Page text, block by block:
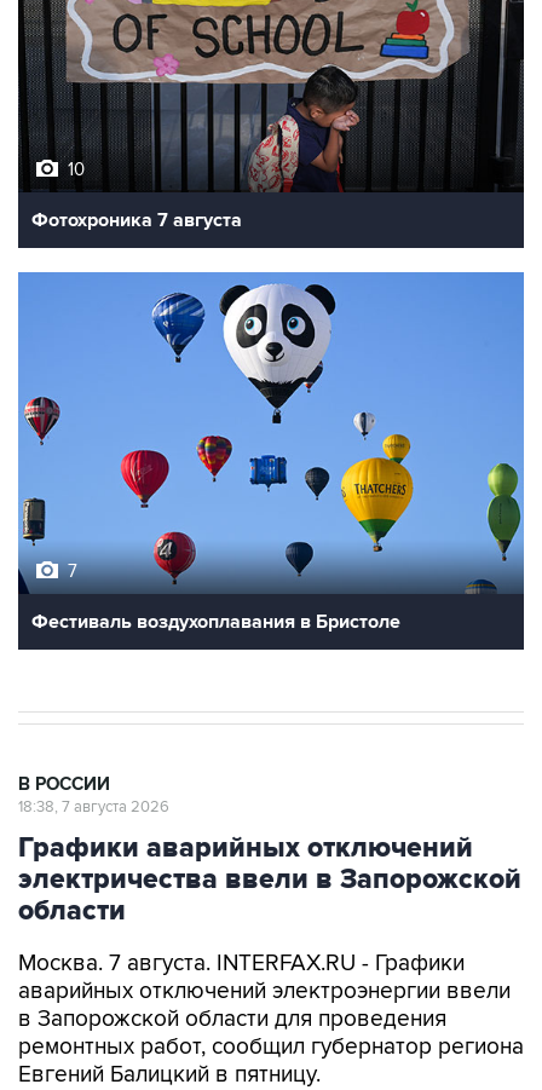
10
Фотохроника 7 августа
7
Фестиваль воздухоплавания в Бристоле
В РОССИИ
18:38, 7 августа 2026
Графики аварийных отключений
электричества ввели в Запорожской
области
Москва. 7 августа. INTERFAX.RU - Графики
аварийных отключений электроэнергии ввели
в Запорожской области для проведения
ремонтных работ, сообщил губернатор региона
Евгений Балицкий в пятницу.